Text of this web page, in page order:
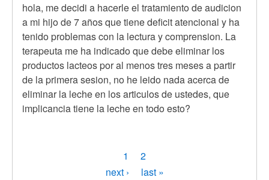
hola, me decidi a hacerle el tratamiento de audicion
a mi hijo de 7 años que tiene deficit atencional y ha
tenido problemas con la lectura y comprension. La
terapeuta me ha indicado que debe eliminar los
productos lacteos por al menos tres meses a partir
de la primera sesion, no he leido nada acerca de
eliminar la leche en los articulos de ustedes, que
implicancia tiene la leche en todo esto?
Página
actual
1 Page
2
Siguiente
next ›
Última
last »